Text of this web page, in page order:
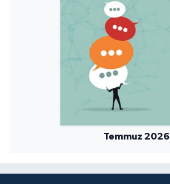
Temmuz 2026
Samsun Müftülüğü
Siirt Müftülüğü
Sinop Müftülüğü
Sivas Müftülüğü
Şırnak Müftülüğü